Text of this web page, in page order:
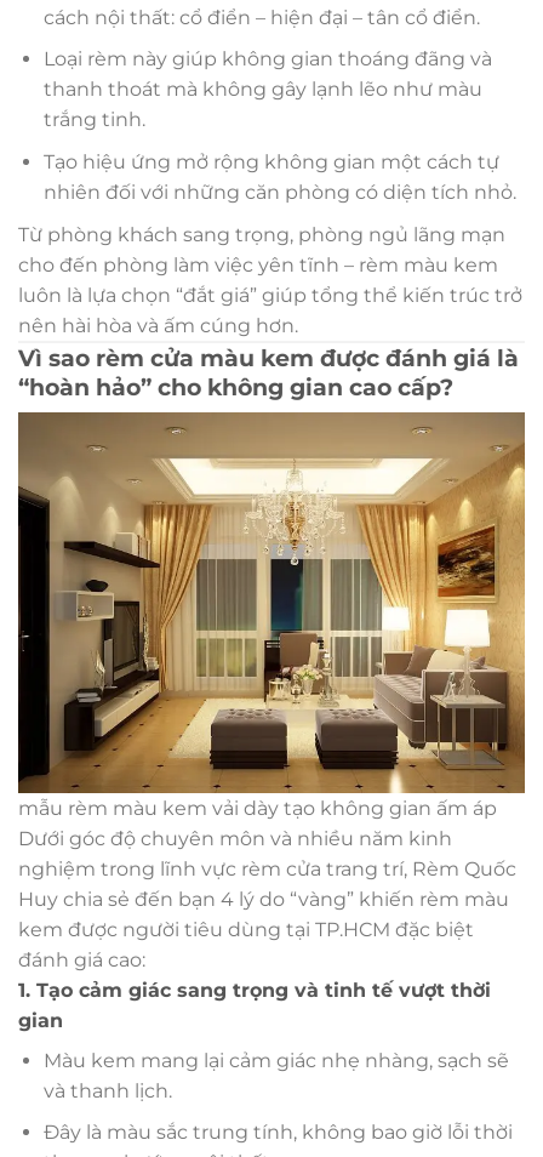
cách nội thất: cổ điển – hiện đại – tân cổ điển.
Loại rèm này giúp không gian thoáng đãng và
thanh thoát mà không gây lạnh lẽo như màu
trắng tinh.
Tạo hiệu ứng mở rộng không gian một cách tự
nhiên đối với những căn phòng có diện tích nhỏ.
Từ phòng khách sang trọng, phòng ngủ lãng mạn
cho đến phòng làm việc yên tĩnh – rèm màu kem
luôn là lựa chọn “đắt giá” giúp tổng thể kiến trúc trở
nên hài hòa và ấm cúng hơn.
Vì sao rèm cửa màu kem được đánh giá là
“hoàn hảo” cho không gian cao cấp?
mẫu rèm màu kem vải dày tạo không gian ấm áp
Dưới góc độ chuyên môn và nhiều năm kinh
nghiệm trong lĩnh vực rèm cửa trang trí, Rèm Quốc
Huy chia sẻ đến bạn 4 lý do “vàng” khiến rèm màu
kem được người tiêu dùng tại TP.HCM đặc biệt
đánh giá cao:
1. Tạo cảm giác sang trọng và tinh tế vượt thời
gian
Màu kem mang lại cảm giác nhẹ nhàng, sạch sẽ
và thanh lịch.
Đây là màu sắc trung tính, không bao giờ lỗi thời